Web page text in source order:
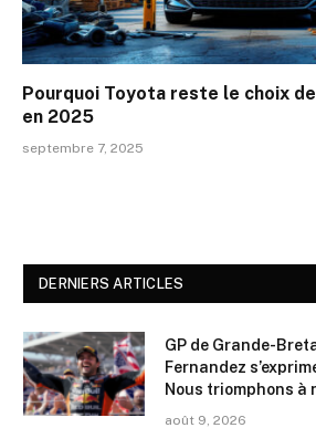
Pourquoi Toyota reste le choix
en 2025
septembre 7, 2025
DERNIERS ARTICLES
GP de Grande-
Fernandez
Nous triomphons à
août 9, 2026